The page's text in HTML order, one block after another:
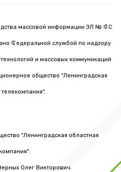
массовой информации ЭЛ № ФС
Федеральной службой по надзору
и массовых коммуникаций
общество "Ленинградская
"Ленинградская областная
Олег Викторович.